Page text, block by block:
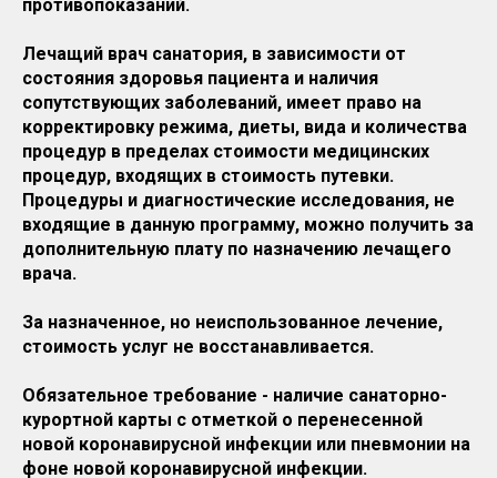
противопоказаний.
Лечащий врач санатория, в зависимости от
состояния здоровья пациента и наличия
сопутствующих заболеваний, имеет право на
корректировку режима, диеты, вида и количества
процедур в пределах стоимости медицинских
процедур, входящих в стоимость путевки.
Процедуры и диагностические исследования, не
входящие в данную программу, можно получить за
дополнительную плату по назначению лечащего
врача.
За назначенное, но неиспользованное лечение,
стоимость услуг не восстанавливается.
Обязательное требование - наличие санаторно-
курортной карты с отметкой о перенесенной
новой коронавирусной инфекции или пневмонии на
фоне новой коронавирусной инфекции.